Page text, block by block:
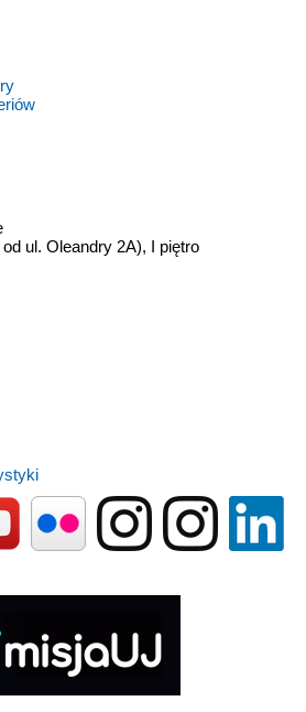
ul. Oleandry 2A), I piętro